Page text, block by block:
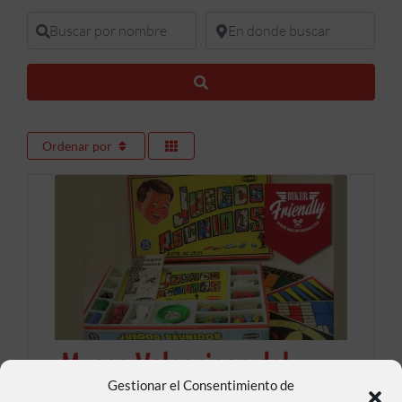
Gestionar el Consentimiento de
Buscar por nombre En donde buscar
Ordenar por
Museo Valenciano del